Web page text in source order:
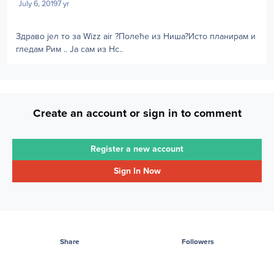
July 6, 20197 yr
Здраво јел то за Wizz air ?Полеће из Ниша?Исто планирам и
гледам Рим .. Ја сам из Нс..
Create an account or sign in to comment
Register a new account
Sign In Now
Share Followers